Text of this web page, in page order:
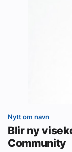
Nytt om navn
Blir ny
Community